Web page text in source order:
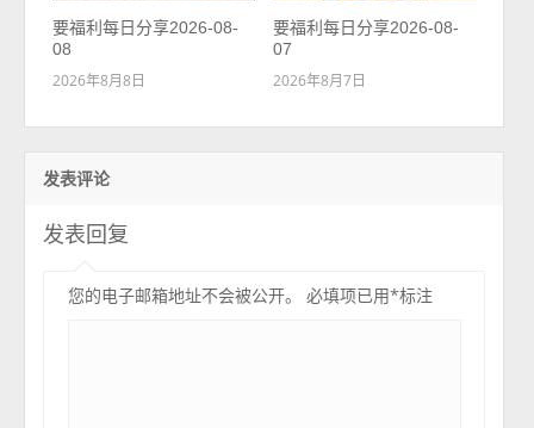
要福利每日分享2026-08-
08
2026年8月8日
要福利每日分享2026-08-
07
2026年8月7日
发表评论
发表回复
您的电子邮箱地址不会被公开。 必填项已用*标注